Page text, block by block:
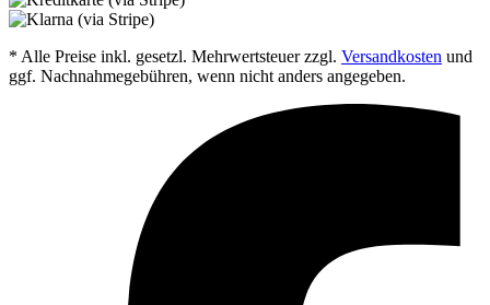
* Alle Preise inkl. gesetzl. Mehrwertsteuer zzgl. Versandkosten und
ggf. Nachnahmegebühren, wenn nicht anders angegeben.